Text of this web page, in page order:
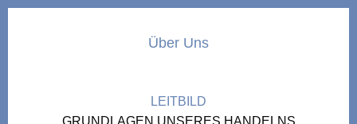
Über Uns
LEITBILD
GRUNDLAGEN UNSERES HANDELNS